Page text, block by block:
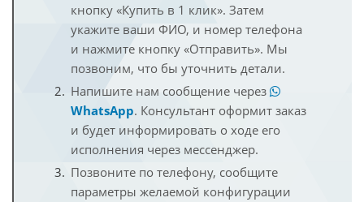
кнопку «Купить в 1 клик». Затем
укажите ваши ФИО, и номер телефона
и нажмите кнопку «Отправить». Мы
позвоним, что бы уточнить детали.
Напишите нам сообщение через
WhatsApp. Консультант оформит заказ
и будет информировать о ходе его
исполнения через мессенджер.
Позвоните по телефону, сообщите
параметры желаемой конфигурации